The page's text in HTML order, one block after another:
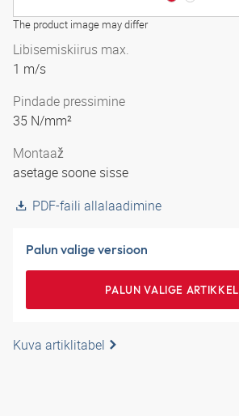
The product image may differ
Libisemiskiirus max.
1 m/s
Pindade pressimine
35 N/mm²
Montaaž
asetage soone sisse
PDF-faili allalaadimine
Palun valige versioon
PALUN VALIGE ARTIKKEL
Kuva artiklitabel